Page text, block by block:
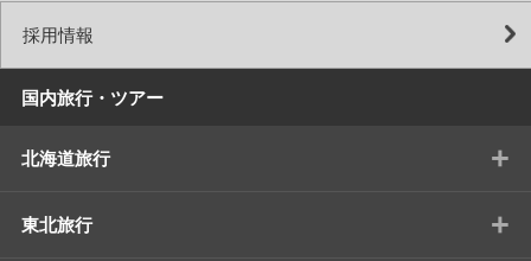
採用情報
国内旅行・ツアー
北海道旅行 +
東北旅行 +